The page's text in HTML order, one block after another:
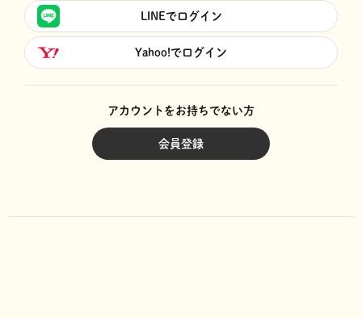
LINEでログイン
Yahoo!でログイン
アカウントをお持ちでない方
会員登録